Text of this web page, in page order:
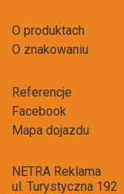
O produktach
O znakowaniu
Referencje
Facebook
Mapa dojazdu
NETRA Reklama
ul. Turystyczna 192